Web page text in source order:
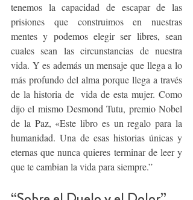
tenemos la capacidad de escapar de las
prisiones que construimos en nuestras
mentes y podemos elegir ser libres, sean
cuales sean las circunstancias de nuestra
vida. Y es además un mensaje que llega a lo
más profundo del alma porque llega a través
de la historia de  vida de esta mujer. Como
dijo el mismo Desmond Tutu, premio Nobel
de la Paz, «Este libro es un regalo para la
humanidad. Una de esas historias únicas y
eternas que nunca quieres terminar de leer y
que te cambian la vida para siempre.”